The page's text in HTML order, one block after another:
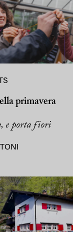
primavera
e porta fiori